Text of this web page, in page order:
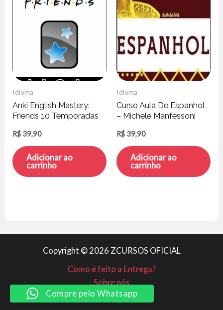
Idioma
Anki English Mastery:
Friends 10 Temporadas
R$ 39,90
Adicionar ao
carrinho
Idioma
Curso Aula De Espanhol
– Michele Manfessoni
R$ 39,90
Adicionar ao
carrinho
Copyright © 2026 ZCURSOS OFICIAL
Como é feito a Entrega?
Sobre nós
Minha conta
Compre pelo Whatsapp